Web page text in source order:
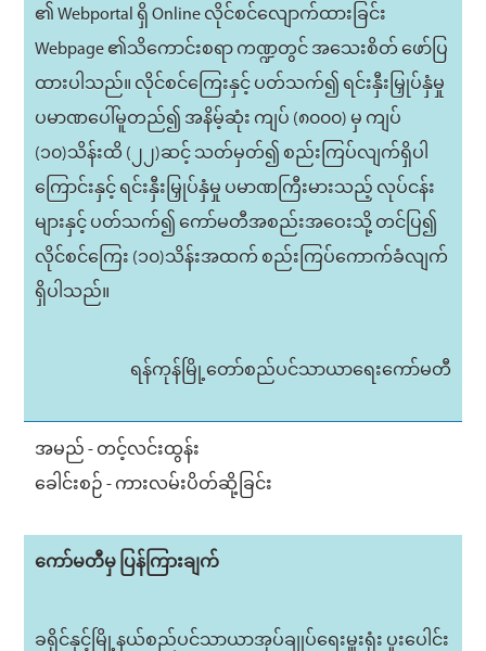
၏ Webportal ရှိ Online လိုင်စင်လျောက်ထားခြင်း
Webpage ၏သိကောင်းစရာ ကဏ္ဍတွင် အသေးစိတ် ဖော်ပြ
ထားပါသည်။ လိုင်စင်ကြေးနှင့် ပတ်သက်၍ ရင်းနှီးမြှုပ်နှံမှု
ပမာဏပေါ်မူတည်၍ အနိမ့်ဆုံး ကျပ် (၈၀၀၀) မှ ကျပ်
(၁၀)သိန်းထိ (၂၂)ဆင့် သတ်မှတ်၍ စည်းကြပ်လျက်ရှိပါ
ကြောင်းနှင့် ရင်းနှီးမြှုပ်နှံမှု ပမာဏကြီးမားသည့် လုပ်ငန်း
များနှင့် ပတ်သက်၍ ကော်မတီအစည်းအဝေးသို့ တင်ပြ၍
လိုင်စင်ကြေး (၁၀)သိန်းအထက် စည်းကြပ်ကောက်ခံလျက်
ရှိပါသည်။
ရန်ကုန်မြို့တော်စည်ပင်သာယာရေးကော်မတီ
အမည် - တင့်လင်းထွန်း
ခေါင်းစဉ် - ကားလမ်းပိတ်ဆို့ခြင်း
ကော်မတီမှ ပြန်ကြားချက်
ခရိုင်နှင့်မြို့နယ်စည်ပင်သာယာအုပ်ချုပ်ရေးမှူးရုံး ပူးပေါင်း